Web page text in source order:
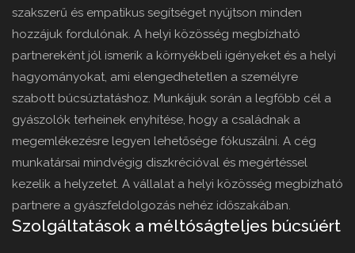
szakszerű és empatikus segítséget nyújtson minden
hozzájuk fordulónak. A helyi közösség megbízható
partnereként jól ismerik a környékbeli igényeket és a helyi
hagyományokat, ami elengedhetetlen a személyre
szabott búcsúztatáshoz. Munkájuk során a legfőbb cél a
gyászolók terheinek enyhítése, hogy a családnak a
megemlékezésre legyen lehetősége fókuszálni. A cég
munkatársai mindvégig diszkrécióval és megértéssel
kezelik a helyzetet. A vállalat a helyi közösség megbízható
partnere a gyászfeldolgozás nehéz időszakában.
Szolgáltatások a méltóságteljes búcsúért